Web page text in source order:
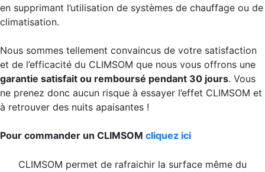
en supprimant l’utilisation de systèmes de chauffage ou de
climatisation.
Nous sommes tellement convaincus de votre satisfaction
et de l’efficacité du CLIMSOM que nous vous offrons une
garantie satisfait ou remboursé pendant 30 jours. Vous
ne prenez donc aucun risque à essayer l’effet CLIMSOM et
à retrouver des nuits apaisantes !
Pour commander un CLIMSOM cliquez ici
CLIMSOM permet de rafraichir la surface même du